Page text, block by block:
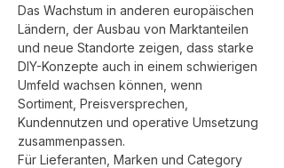
Das Wachstum in anderen europäischen
Ländern, der Ausbau von Marktanteilen
und neue Standorte zeigen, dass starke
DIY-Konzepte auch in einem schwierigen
Umfeld wachsen können, wenn
Sortiment, Preisversprechen,
Kundennutzen und operative Umsetzung
zusammenpassen.
Für Lieferanten, Marken und Category